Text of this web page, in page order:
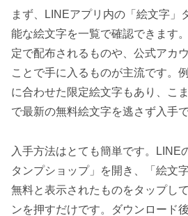
まず、LINEアプリ内の「絵文字」
能な絵文字を一覧で確認できます
定で配布されるものや、公式アカ
ことで手に入るものが主流です。
に合わせた限定絵文字もあり、こ
で最新の無料絵文字を逃さず入手で
入手方法はとても簡単です。LINE
タンプショップ」を開き、「絵文
無料と表示されたものをタップし
ンを押すだけです。ダウンロード